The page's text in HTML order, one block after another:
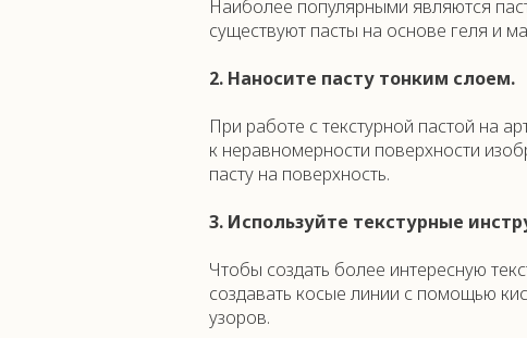
Наиболее популярными являются
существуют пасты на основе геля и
2. Наносите пасту тонким слоем.
При работе с текстурной пастой на
к неравномерности поверхности
пасту на поверхность.
3. Используйте текстурные
Чтобы создать более интересную
создавать косые линии с помощью
узоров.